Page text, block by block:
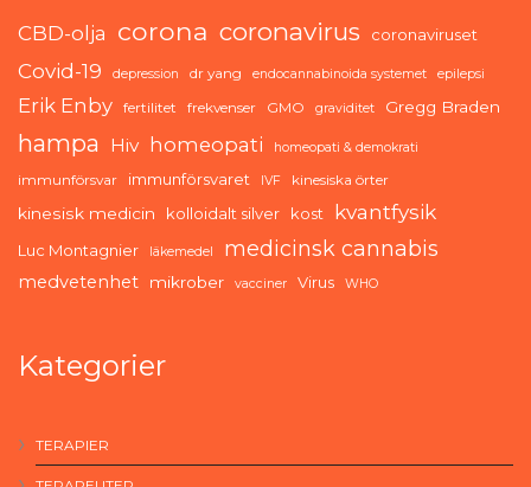
CBD-olja corona coronavirus coronaviruset
Covid-19 depression dr yang endocannabinoida systemet epilepsi
Erik Enby fertilitet frekvenser GMO graviditet Gregg Braden
hampa Hiv homeopati homeopati & demokrati
immunförsvar immunförsvaret IVF kinesiska örter
kinesisk medicin kolloidalt silver kost kvantfysik
Luc Montagnier läkemedel medicinsk cannabis
medvetenhet mikrober vacciner Virus WHO
Kategorier
TERAPIER